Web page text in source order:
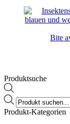
Bite
Produktsuche
Products
search
Produkt-Kategorien